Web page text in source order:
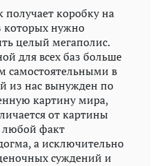
коробку на
которых нужно
целый мегаполис.
для всех баз больше
самостоятельными в
из нас вынужден по
картину мира,
от картины
любой факт
а исключительно
суждений и